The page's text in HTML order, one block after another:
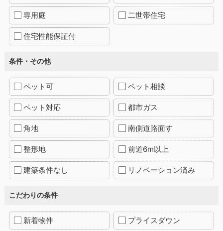
専用庭 二世帯住宅
住宅性能保証付
条件・その他
ペット可 ペット相談
ペット対応 都市ガス
角地 南側道路面す
整形地 前道6m以上
建築条件なし リノベーション済み
こだわりの条件
新着物件 プライスダウン